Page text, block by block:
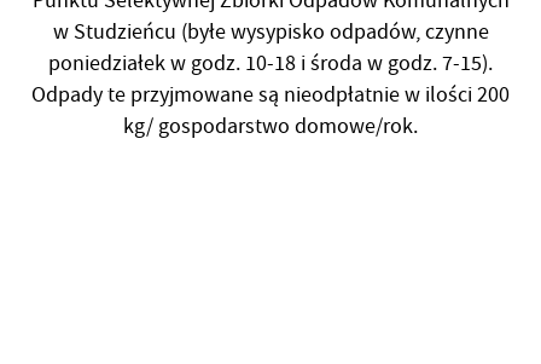
w Studzieńcu (byłe wysypisko odpadów, czynne
poniedziałek w godz. 10-18 i środa w godz. 7-15).
Odpady te przyjmowane są nieodpłatnie w ilości 200
kg/ gospodarstwo domowe/rok.